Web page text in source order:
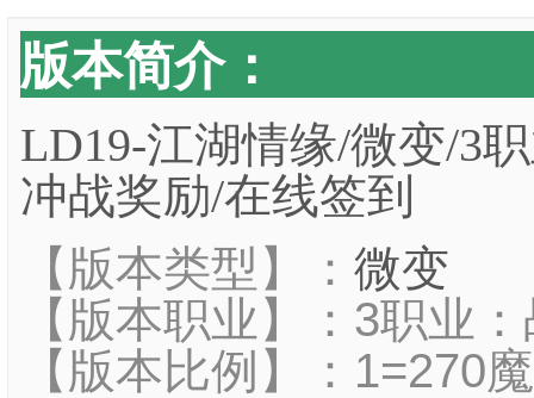
版本简介：
LD19-江湖情缘/微变/3
冲战奖励/在线签到
【版本类型】： 微变
【版本职业】：3职业
【版本比例】：1=270